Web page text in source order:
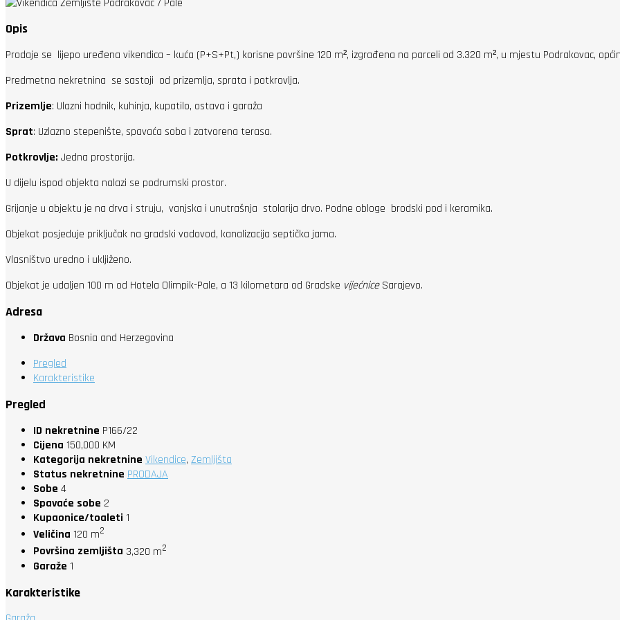
Opis
Prodaje se lijepo uređena vikendica – kuća (P+S+Pt,) korisne površine 120 m², izgrađena na parceli od 3.320 m², u mjestu Podrakovac,
Predmetna nekretnina se sastoji od prizemlja, sprata i potkrovlja.
Prizemlje: Ulazni hodnik, kuhinja, kupatilo, ostava i garaža
Sprat: Uzlazno stepenište, spavaća soba i zatvorena terasa.
Potkrovlje: Jedna prostorija.
U dijelu ispod objekta nalazi se podrumski prostor.
Grijanje u objektu je na drva i struju, vanjska i unutrašnja stolarija drvo. Podne obloge brodski pod i keramika.
Objekat posjeduje priključak na gradski vodovod, kanalizacija septička jama.
Vlasništvo uredno i ukljiženo.
Objekat je udaljen 100 m od Hotela Olimpik-Pale, a 13 kilometara od Gradske vijećniceSarajevo.
Adresa
Država Bosnia and Herzegovina
Pregled
Karakteristike
Pregled
ID nekretnine P166/22
Cijena 150,000 KM
Kategorija nekretnine Vikendice, Zemljišta
Status nekretnine PRODAJA
Sobe 4
Spavaće sobe 2
Kupaonice/toaleti 1
Veličina 120 m2
Površina zemljišta 3,320 m2
Garaže 1
Karakteristike